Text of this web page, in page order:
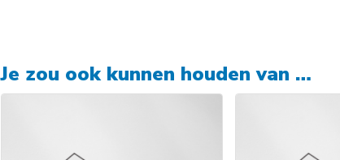
Je zou ook kunnen houden van …